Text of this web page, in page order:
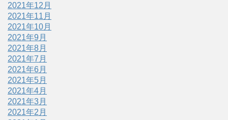
2021年12月
2021年11月
2021年10月
2021年9月
2021年8月
2021年7月
2021年6月
2021年5月
2021年4月
2021年3月
2021年2月